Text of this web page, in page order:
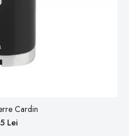
Cardin
Lei